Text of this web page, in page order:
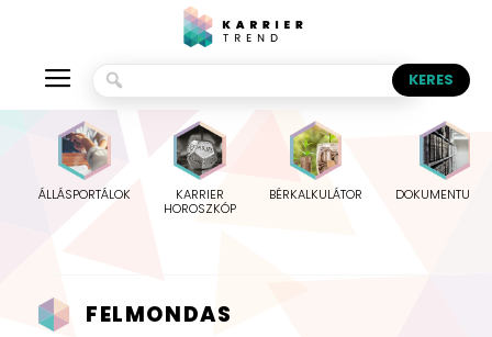
ÁLLÁSPORTÁLOK
KARRIER
HOROSZKÓP
BÉRKALKULÁTOR
FELMONDAS